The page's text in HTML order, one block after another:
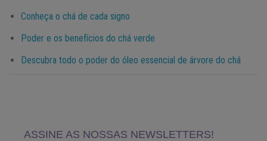
Conheça o chá de cada signo
Poder e os benefícios do chá verde
Descubra todo o poder do óleo essencial de árvore do chá